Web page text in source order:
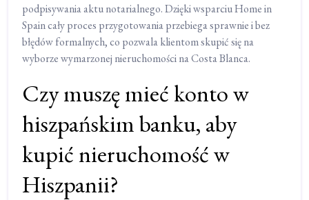
podpisywania aktu notarialnego. Dzięki wsparciu Home in
Spain cały proces przygotowania przebiega sprawnie i bez
błędów formalnych, co pozwala klientom skupić się na
wyborze wymarzonej nieruchomości na Costa Blanca.
Czy muszę mieć konto w
hiszpańskim banku, aby
kupić nieruchomość w
Hiszpanii?